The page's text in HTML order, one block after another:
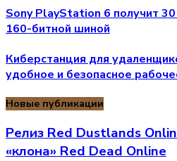
Sony PlayStation 6 получит
160-битной шиной
Киберстанция для
удобное и безопасное
Новые публикации
Релиз Red Dustlands
«клона» Red Dead Online